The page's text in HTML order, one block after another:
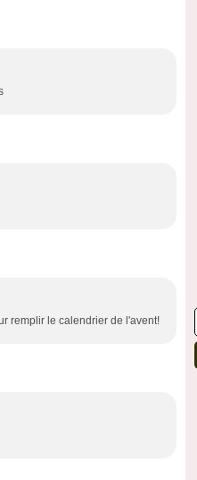
remplir le calendrier de l'avent!